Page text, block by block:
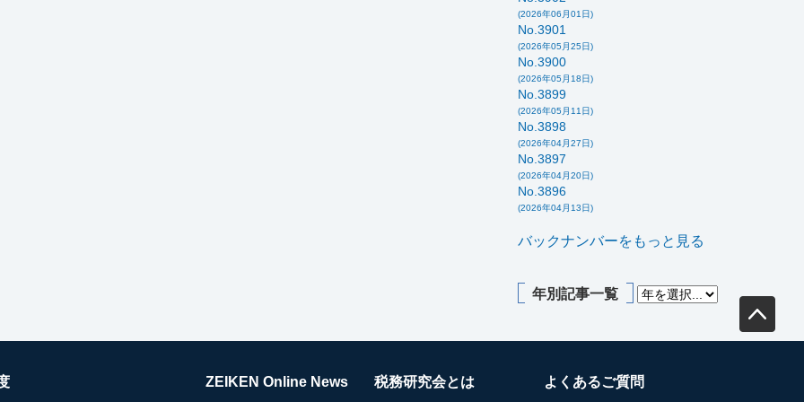
(2026年06月01日)
No.3901
(2026年05月25日)
No.3900
(2026年05月18日)
No.3899
(2026年05月11日)
No.3898
(2026年04月27日)
No.3897
(2026年04月20日)
No.3896
(2026年04月13日)
バックナンバーをもっと見る
年別記事一覧
ZEIKEN Online News 税務研究会とは よくあるご質問